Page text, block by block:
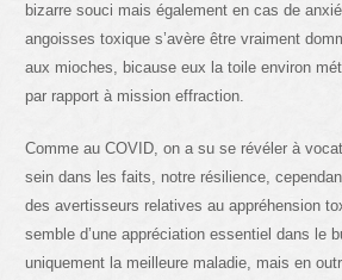
bizarre souci mais également en cas de
angoisses toxique s’avère être vraiment
aux mioches, bicause eux la toile environ
par rapport à mission effraction.
Comme au COVID, on a su se révéler à
sein dans les faits, notre résilience,
des avertisseurs relatives au appréhension
semble d’une appréciation essentiel dans le
uniquement la meilleure maladie, mais en